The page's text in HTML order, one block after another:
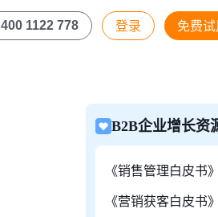
400 1122 778 登录 免费试
B2B企业增长资
《销售管理白皮书》
《营销获客白皮书》